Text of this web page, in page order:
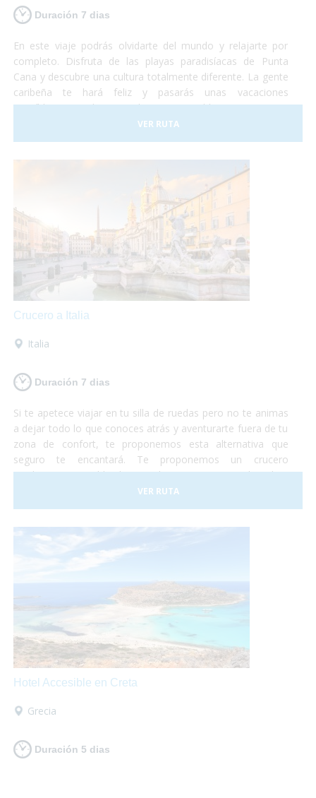
Duración 7 dias
En este viaje podrás olvidarte del mundo y relajarte por
completo. Disfruta de las playas paradisíacas de Punta
Cana y descubre una cultura totalmente diferente. La gente
caribeña te hará feliz y pasarás unas vacaciones
increíbles en un lugar totalmente accesible para personas
con discapacidad. ¡Sólo deberás preocuparte por disfrutar!
VER RUTA
Crucero a Italia
Italia
Duración 7 dias
Si te apetece viajar en tu silla de ruedas pero no te animas
a dejar todo lo que conoces atrás y aventurarte fuera de tu
zona de confort, te proponemos esta alternativa que
seguro te encantará. Te proponemos un crucero
totalmente accesible de Barcelona a Roma en el cual te
embarcarás con tu propio vehículo para luego poder
conocer roma y los alrededores según te apetezca.
VER RUTA
Hotel Accesible en Creta
Grecia
Duración 5 dias